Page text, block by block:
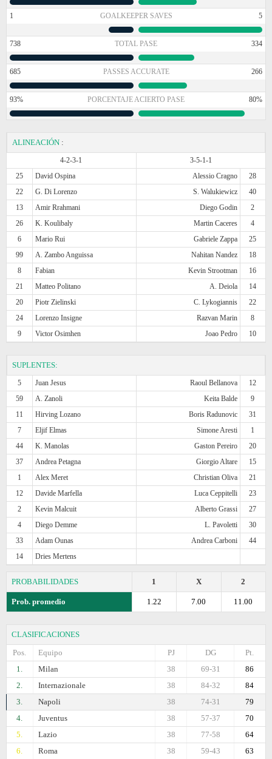
1 GOALKEEPER SAVES 5
738 TOTAL PASE 334
685 PASSES ACCURATE 266
93% PORCENTAJE ACIERTO PASE 80%
ALINEACIÓN :
4-2-3-1
3-5-1-1
25
David Ospina Alessio Cragno
28
22
G. Di Lorenzo S. Walukiewicz
40
13
Amir Rrahmani Diego Godin
2
26
K. Koulibaly Martin Caceres
4
6
Mario Rui Gabriele Zappa
25
99
A. Zambo Anguissa Nahitan Nandez
18
8
Fabian Kevin Strootman
16
21
Matteo Politano A. Deiola
14
20
Piotr Zielinski C. Lykogiannis
22
24
Lorenzo Insigne Razvan Marin
8
9
Victor Osimhen Joao Pedro 10
SUPLENTES:
5 Juan Jesus Raoul Bellanova
12
59
A. Zanoli Keita Balde
9
11
Hirving Lozano Boris Radunovic
31
7
Eljif Elmas Simone Aresti
1
44
K. Manolas Gaston Pereiro
20
37
Andrea Petagna Giorgio Altare
15
1
Alex Meret Christian Oliva
21
12
Davide Marfella Luca Ceppitelli
23
2
Kevin Malcuit Alberto Grassi
27
4
Diego Demme L. Pavoletti
30
33
Adam Ounas Andrea Carboni
44
14
Dries Mertens
PROBABILIDADES 2
X
1
Prob. promedio 11.00
7.00
1.22
CLASIFICACIONES
Pos.
Equipo Pt.
DG
PJ
1.
Milan 86
69-31
38
2.
Internazionale 84
84-32
38
3.
Napoli 79
74-31
38
4.
Juventus 70
57-37
38
5.
Lazio 64
77-58
38
6.
Roma 63
59-43
38